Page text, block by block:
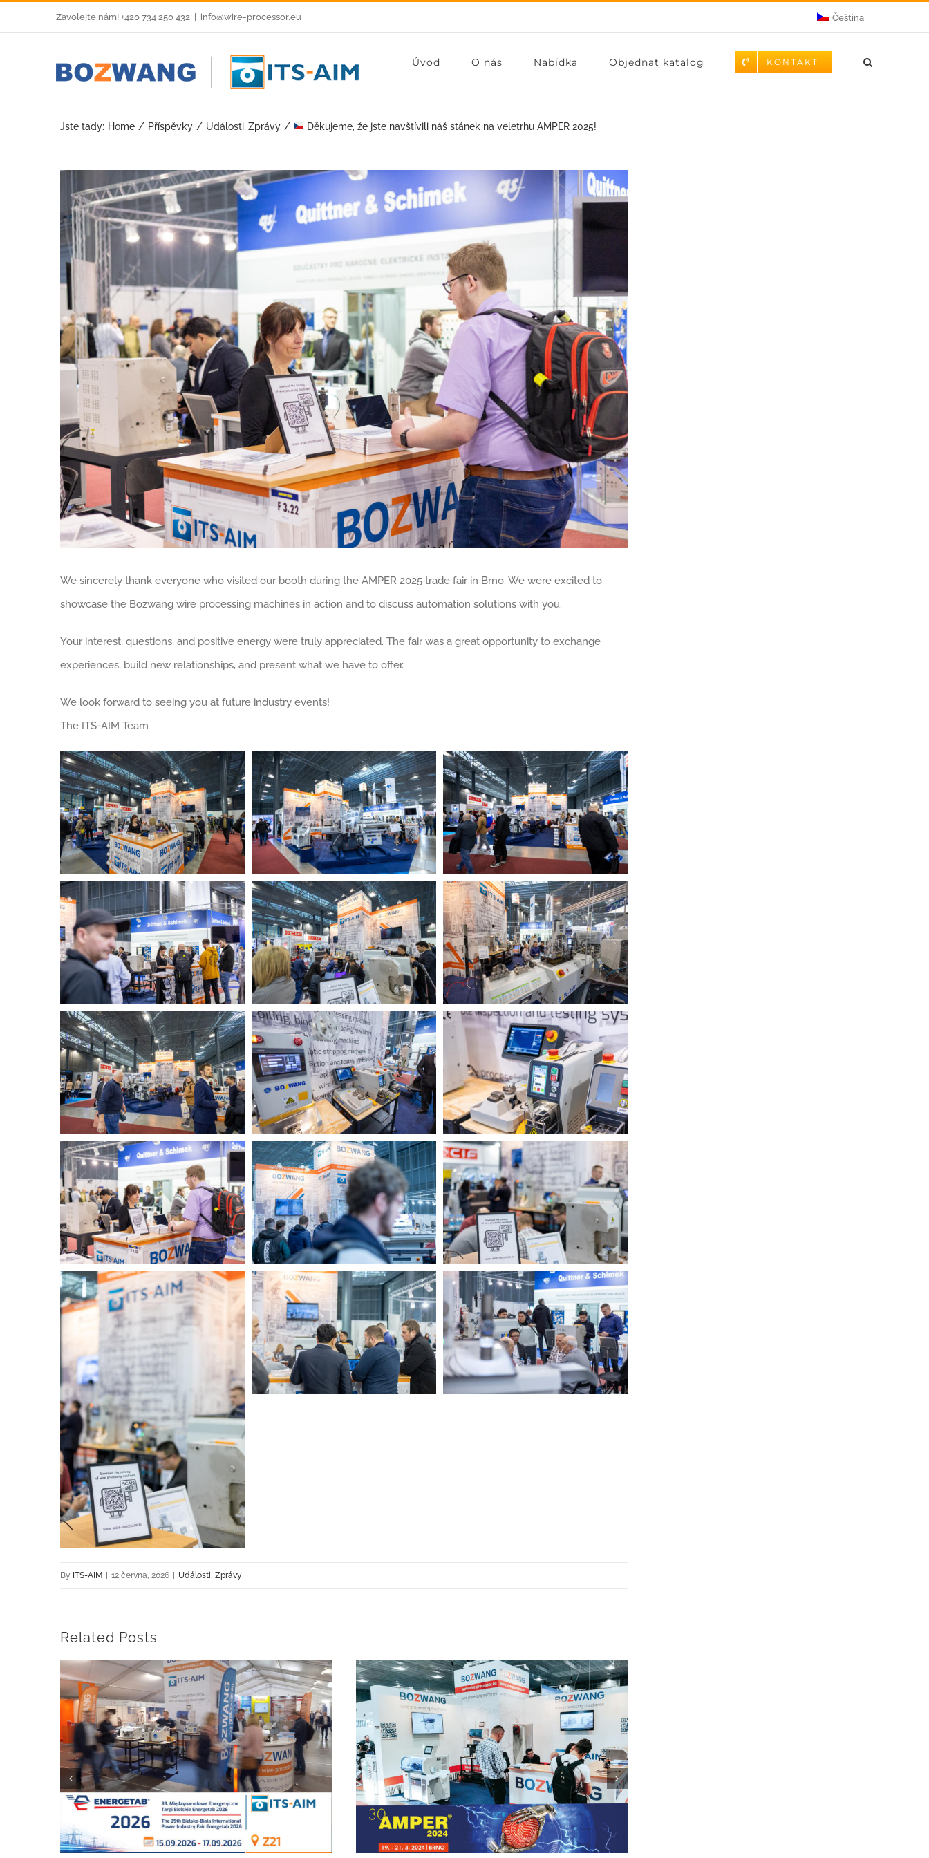
to
Zavolejte nám! +420 734 250 432 info@wire-processor.eu Čeština
Úvod O nás Nabídka Objednat katalog KONTAKT
Jste tady: Home Příspěvky Události Zprávy Děkujeme, že jste navštívili náš stánek na veletrhu AMPER 2025!
Larger
Image
We sincerely thank everyone who visited our booth during the AMPER 2025 trade fair in Brno. We were excited to
showcase the Bozwang wire processing machines in action and to discuss automation solutions with you.
Your interest, questions, and positive energy were truly appreciated. The fair was a great opportunity to exchange
experiences, build new relationships, and present what we have to offer.
We look forward to seeing you at future industry events!
The ITS-AIM Team
By ITS-AIM | 12 června, 2026 | Události Zprávy
Related Posts